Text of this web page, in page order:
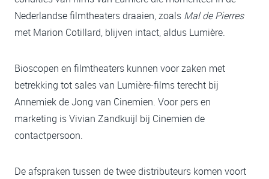
Nederlandse filmtheaters draaien, zoals Mal de Pierres
met Marion Cotillard, blijven intact, aldus Lumière.
Bioscopen en filmtheaters kunnen voor zaken met
betrekking tot sales van Lumière-films terecht bij
Annemiek de Jong van Cinemien. Voor pers en
marketing is Vivian Zandkuijl bij Cinemien de
contactpersoon.
De afspraken tussen de twee distributeurs komen voort